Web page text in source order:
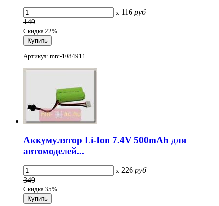
x 116 руб
149
Скидка 22%
Артикул: mrc-1084911
Аккумулятор Li-Ion 7.4V 500mAh для
автомоделей...
x 226 руб
349
Скидка 35%